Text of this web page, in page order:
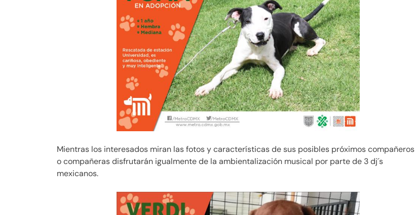
Mientras los interesados miran las fotos y características de sus posibles próximos compañeros
o compañeras disfrutarán igualmente de la ambientalización musical por parte de 3 dj´s
mexicanos.